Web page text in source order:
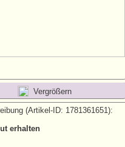
Vergrößern
(Artikel-ID: 1781361651):
erhalten